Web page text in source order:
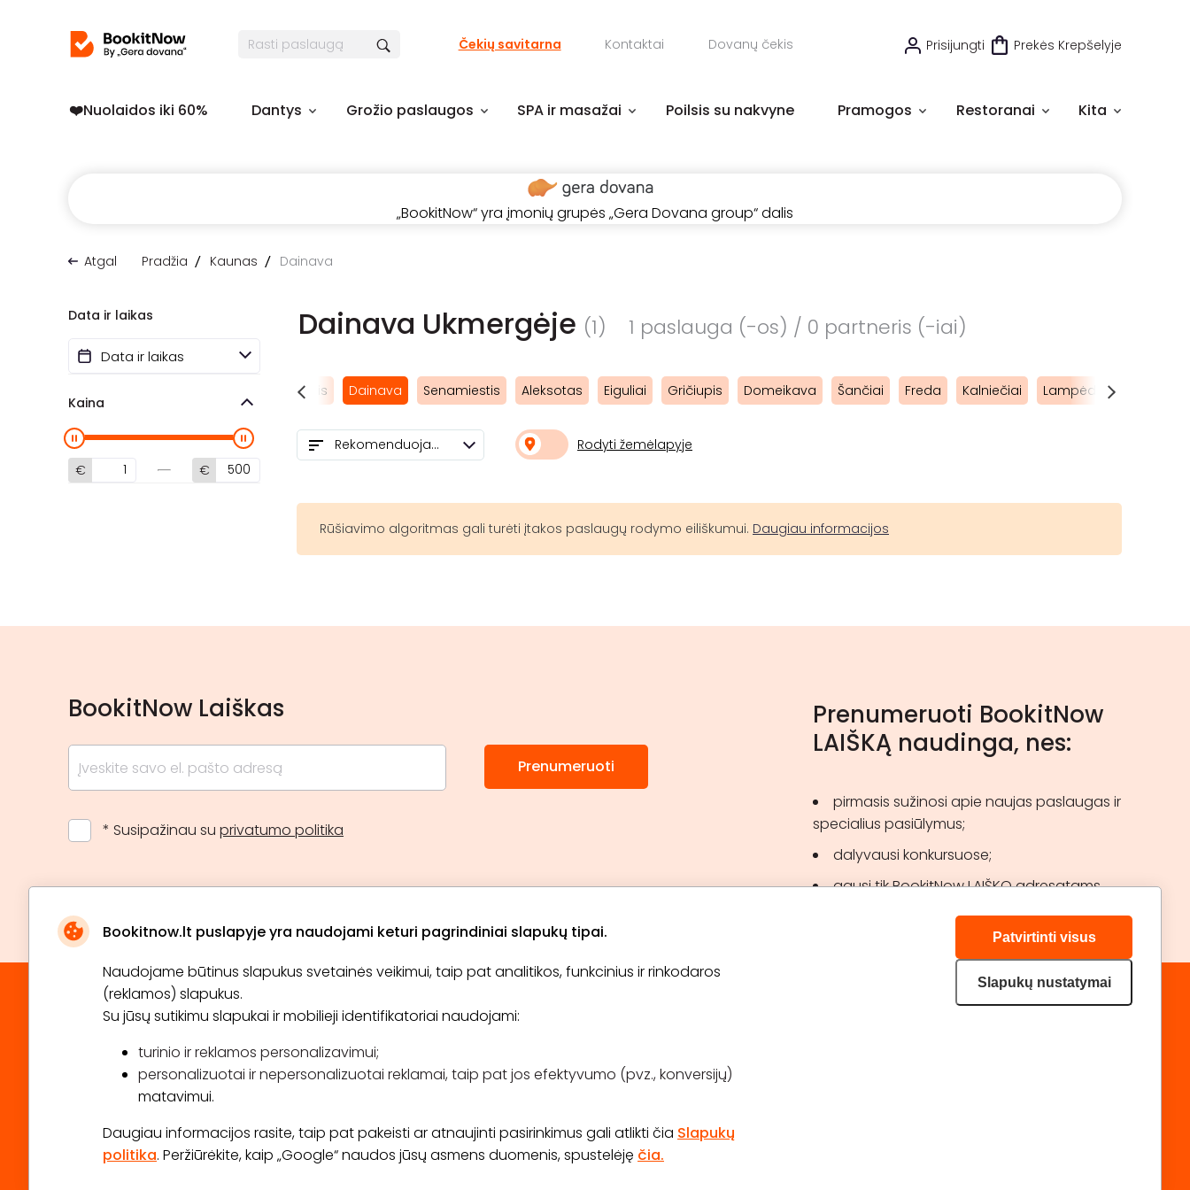
Bookitnow.lt puslapyje yra naudojami keturi pagrindiniai slapukų tipai.
Naudojame būtinus slapukus svetainės veikimui, taip pat analitikos, funkcinius ir rinkodaros
(reklamos) slapukus.
Su jūsų sutikimu slapukai ir mobilieji identifikatoriai naudojami:
turinio ir reklamos personalizavimui;
personalizuotai ir nepersonalizuotai reklamai, taip pat jos efektyvumo (pvz., konversijų)
matavimui.
Daugiau informacijos rasite, taip pat pakeisti ar atnaujinti pasirinkimus gali atlikti čia Slapukų
politika. Peržiūrėkite, kaip „Google“ naudos jūsų asmens duomenis, spustelėję čia.
Patvirtinti visus
Slapukų nustatymai
Čekių savitarna Kontaktai Dovanų čekis Prisijungti Prekės Krepšelyje
❤️️Nuolaidos iki 60% Dantys Grožio paslaugos SPA ir masažai Poilsis su nakvyne Pramogos Restoranai Kita
„BookitNow“ yra įmonių grupės „Gera Dovana group“ dalis
Atgal Pradžia Kaunas Dainava
Dainava Ukmergėje (1) 1 paslauga (-os) / 0 partneris (-iai)
Žaliakalnis Dainava Senamiestis Aleksotas Eiguliai Gričiupis Domeikava Šančiai Freda Kalniečiai Lampėdžiai
Data ir laikas
Kaina
€ €
Rekomenduojami Rodyti žemėlapyje
Rūšiavimo algoritmas gali turėti įtakos paslaugų rodymo eiliškumui. Daugiau informacijos
BookitNow Laiškas
* Susipažinau su privatumo politika
Prenumeruoti
Prenumeruoti BookitNow
LAIŠKĄ naudinga, nes:
pirmasis sužinosi apie naujas paslaugas ir
specialius pasiūlymus;
dalyvausi konkursuose;
gausi tik BookitNow LAIŠKO adresatams
TINKLARAŠTIS
Pirkimo taisyklės
Kontaktai
DRAUGAUKIME: